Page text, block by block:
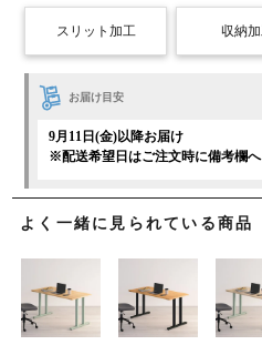
よく一緒に見られている商品
スリット加工 収納
お届け目安
9月11日(金)以降お届け
※配送希望日はご注文時に備考欄へ